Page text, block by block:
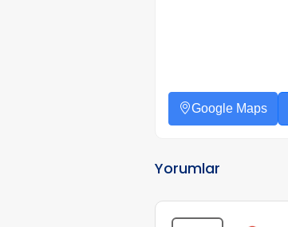
Google Maps
Yorumlar